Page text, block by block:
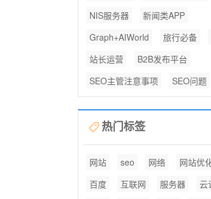
NIS服务器
新闻类APP
Graph+AIWorld
旅行必备
站长运营
B2B发布平台
SEO主管注意事项
SEO问题
热门标签
网站 seo 网络 网站优
百度
互联网 服务器
云